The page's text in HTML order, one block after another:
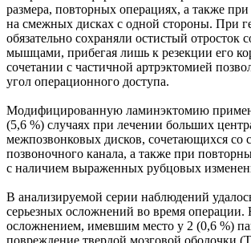
размера, повторных операциях, а также
на смежных дисках с одной стороны. При
обязательно сохраняли остистый отросток
мышцами, прибегая лишь к резекции его
сочетании с частичной артрэктомией
угол операционного доступа.
Модифицированную ламинэктомию
(5,6 %) случаях при лечении больших
межпозвонковых дисков, сочетающихся со
позвоночного канала, а также при
с наличием выраженных рубцовых
В анализируемой серии наблюдений
серьезных осложнений во время операции.
осложнением, имевшим место у 2 (0,6 %)